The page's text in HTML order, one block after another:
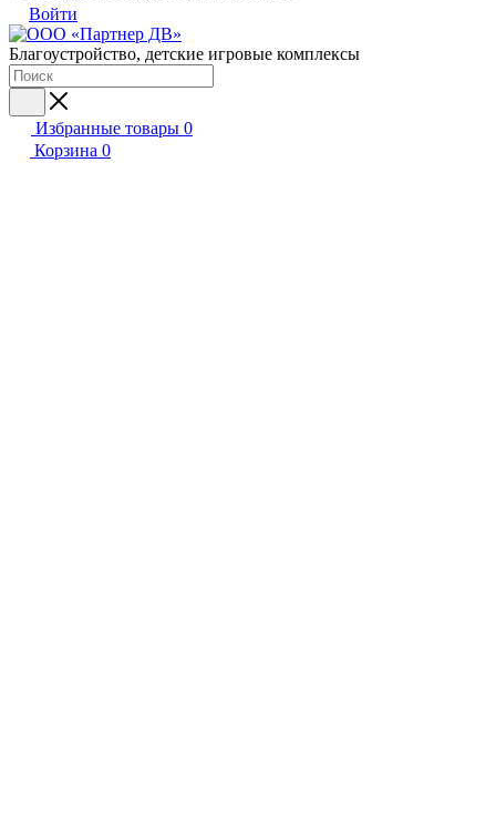
Войти
Благоустройство, детские игровые комплексы
Избранные товары 0
Корзина 0